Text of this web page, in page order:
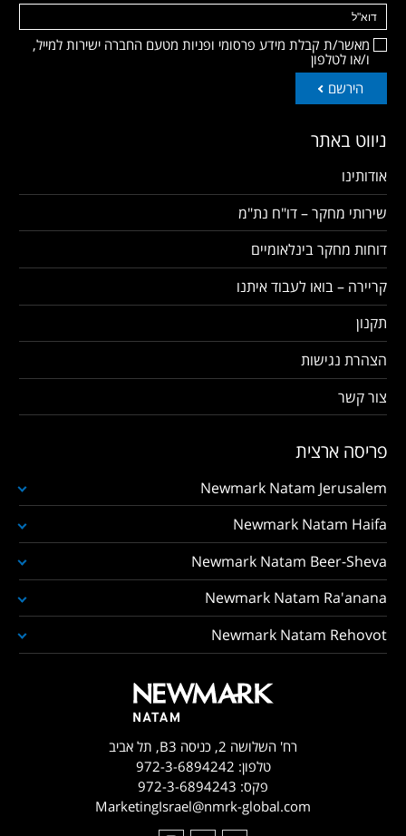
מאשר/ת קבלת מידע פרסומי ופניות מטעם החברה ישירות למייל,
ו/או לטלפון
הירשם
ניווט באתר
אודותינו
שירותי מחקר – דו"ח נת"מ
דוחות מחקר בינלאומיים
קריירה – בואו לעבוד איתנו
תקנון
הצהרת נגישות
צור קשר
פריסה ארצית
Newmark Natam Jerusalem
Newmark Natam Haifa
Newmark Natam Beer-Sheva
Newmark Natam Ra'anana
Newmark Natam Rehovot
רח' השלושה 2, כניסה B3, תל אביב
טלפון: 972-3-6894242
פקס: 972-3-6894243
MarketingIsrael@nmrk-global.com